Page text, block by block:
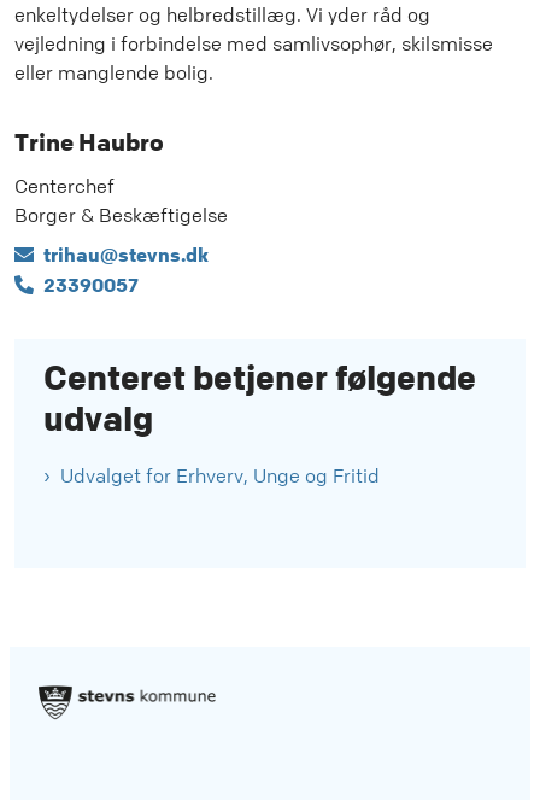
enkeltydelser og helbredstillæg. Vi yder råd og
vejledning i forbindelse med samlivsophør, skilsmisse
eller manglende bolig.
Trine Haubro
Centerchef
Borger & Beskæftigelse
trihau@stevns.dk
23390057
Centeret betjener følgende
udvalg
Udvalget for Erhverv, Unge og Fritid